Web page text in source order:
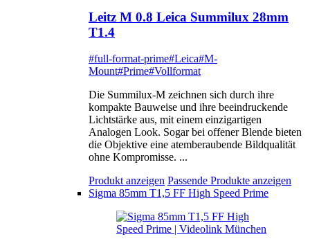
Leitz M 0.8 Leica Summilux 28mm
T1.4
#full-format-prime#Leica#M-
Mount#Prime#Vollformat
Die Summilux-M zeichnen sich durch ihre
kompakte Bauweise und ihre beeindruckende
Lichtstärke aus, mit einem einzigartigen
Analogen Look. Sogar bei offener Blende bieten
die Objektive eine atemberaubende Bildqualität
ohne Kompromisse. ...
Produkt anzeigen Passende Produkte anzeigen
Sigma 85mm T1,5 FF High Speed Prime